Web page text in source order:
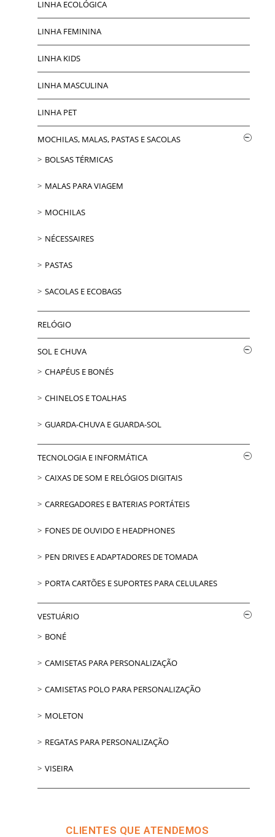
LINHA ECOLÓGICA
LINHA FEMININA
LINHA KIDS
LINHA MASCULINA
LINHA PET
MOCHILAS, MALAS, PASTAS E SACOLAS
BOLSAS TÉRMICAS
MALAS PARA VIAGEM
MOCHILAS
NÉCESSAIRES
PASTAS
SACOLAS E ECOBAGS
RELÓGIO
SOL E CHUVA
CHAPÉUS E BONÉS
CHINELOS E TOALHAS
GUARDA-CHUVA E GUARDA-SOL
TECNOLOGIA E INFORMÁTICA
CAIXAS DE SOM E RELÓGIOS DIGITAIS
CARREGADORES E BATERIAS PORTÁTEIS
FONES DE OUVIDO E HEADPHONES
PEN DRIVES E ADAPTADORES DE TOMADA
PORTA CARTÕES E SUPORTES PARA CELULARES
VESTUÁRIO
BONÉ
CAMISETAS PARA PERSONALIZAÇÃO
CAMISETAS POLO PARA PERSONALIZAÇÃO
MOLETON
REGATAS PARA PERSONALIZAÇÃO
VISEIRA
CLIENTES QUE ATENDEMOS